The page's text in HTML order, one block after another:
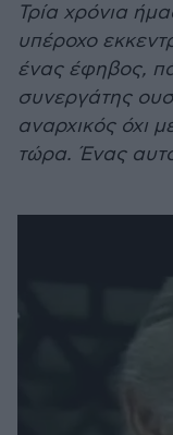
Τρία χρόνια
υπέροχο
ένας έφηβος,
συνεργάτης
αναρχικός όχι
τώρα. Ένας